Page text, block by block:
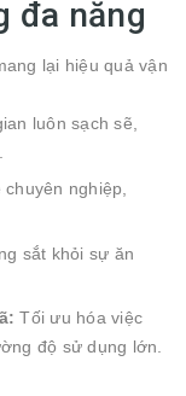
đa năng
lại hiệu quả vận
luôn sạch sẽ,
nghiệp,
sắt khỏi sự ăn
Tối ưu hóa việc
độ sử dụng lớn.